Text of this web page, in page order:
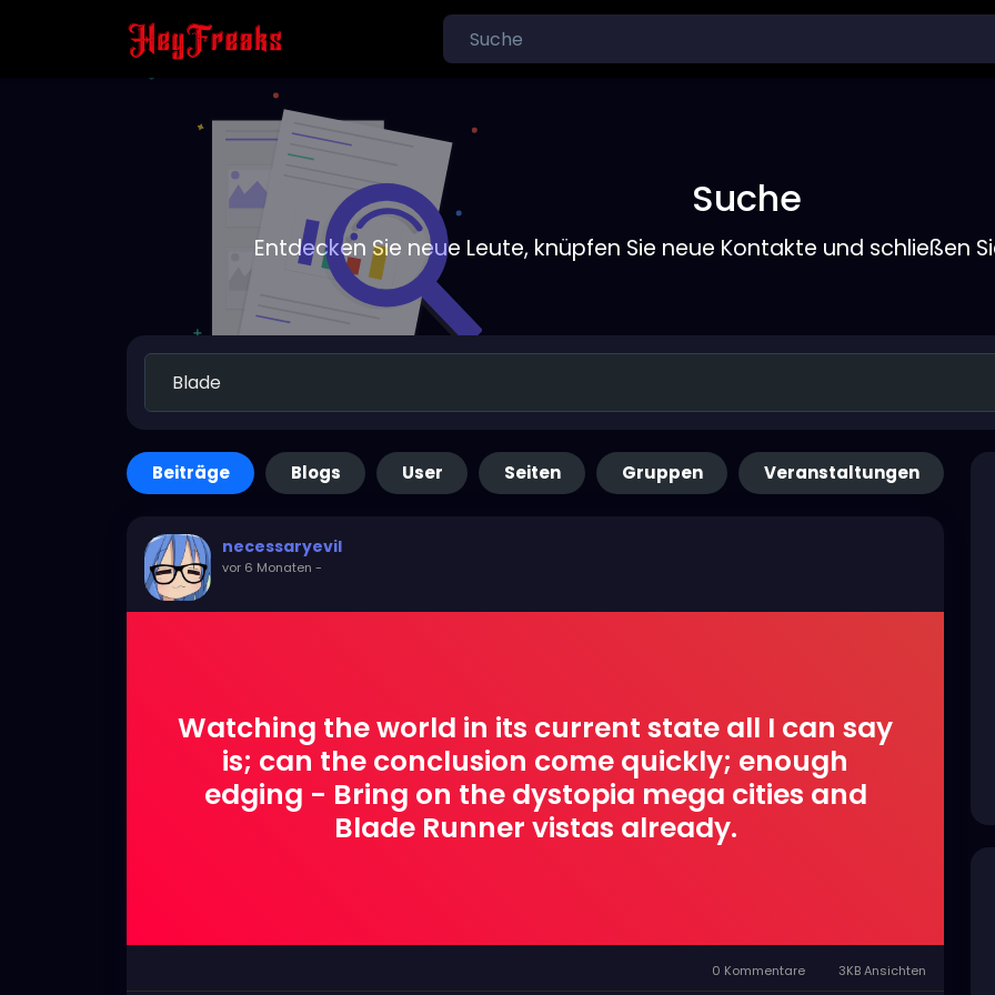
Suche
Entdecken Sie neue Leute, knüpfen Sie neue Kontakte und schließen
Beiträge Blogs User Seiten Gruppen Veranstaltungen
necessaryevil
vor 6 Monaten -
Watching the world in its current state all I can say
is; can the conclusion come quickly; enough
edging - Bring on the dystopia mega cities and
Blade Runner vistas already.
0 Kommentare 3KB Ansichten